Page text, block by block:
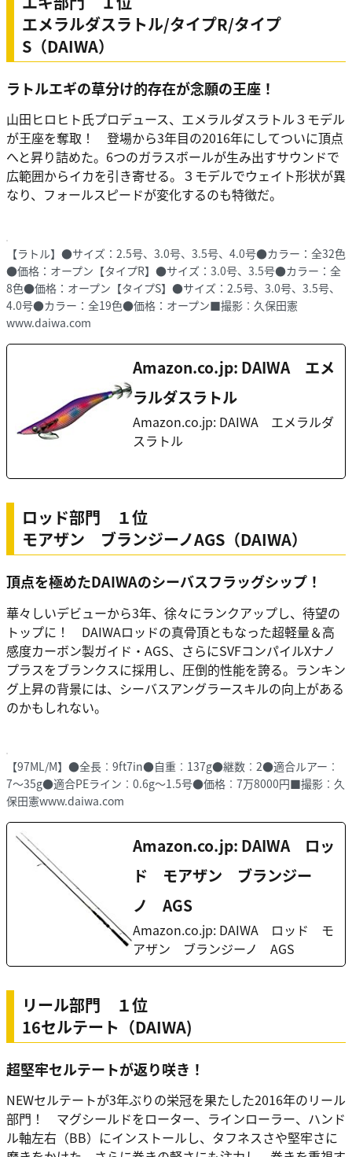
エメラルダスラトル/タイプR/タイプ
S（DAIWA）
ラトルエギの草分け的存在が念願の王座！
山田ヒロヒト氏プロデュース、エメラルダスラトル３モデル
が王座を奪取！ 登場から3年目の2016年にしてついに頂点
へと昇り詰めた。6つのガラスボールが生み出すサウンドで
広範囲からイカを引き寄せる。３モデルでウェイト形状が異
なり、フォールスピードが変化するのも特徴だ。
【ラトル】●サイズ：2.5号、3.0号、3.5号、4.0号●カラー：全32色
●価格：オープン【タイプR】●サイズ：3.0号、3.5号●カラー：全
8色●価格：オープン【タイプS】●サイズ：2.5号、3.0号、3.5号、
4.0号●カラー：全19色●価格：オープン■撮影︰久保田憲
www.daiwa.com
Amazon.co.jp: DAIWA エメ
ラルダスラトル
Amazon.co.jp: DAIWA エメラルダ
スラトル
ロッド部門 １位
モアザン ブランジーノAGS（DAIWA）
頂点を極めたDAIWAのシーバスフラッグシップ！
華々しいデビューから3年、徐々にランクアップし、待望の
トップに！ DAIWAロッドの真骨頂ともなった超軽量＆高
感度カーボン製ガイド・AGS、さらにSVFコンパイルXナノ
プラスをブランクスに採用し、圧倒的性能を誇る。ランキン
グ上昇の背景には、シーバスアングラースキルの向上がある
のかもしれない。
【97ML/M】●全長︰9ft7in●自重︰137g●継数︰2●適合ルアー︰
7〜35g●適合PEライン︰0.6g〜1.5号●価格︰7万8000円■撮影︰久
保田憲www.daiwa.com
Amazon.co.jp: DAIWA ロッ
ド モアザン ブランジー
ノ AGS
Amazon.co.jp: DAIWA ロッド モ
アザン ブランジーノ AGS
リール部門 １位
16セルテート（DAIWA)
超堅牢セルテートが返り咲き！
NEWセルテートが3年ぶりの栄冠を果たした2016年のリール
部門！ マグシールドをローター、ラインローラー、ハンド
ル軸左右（BB）にインストールし、タフネスさや堅牢さに